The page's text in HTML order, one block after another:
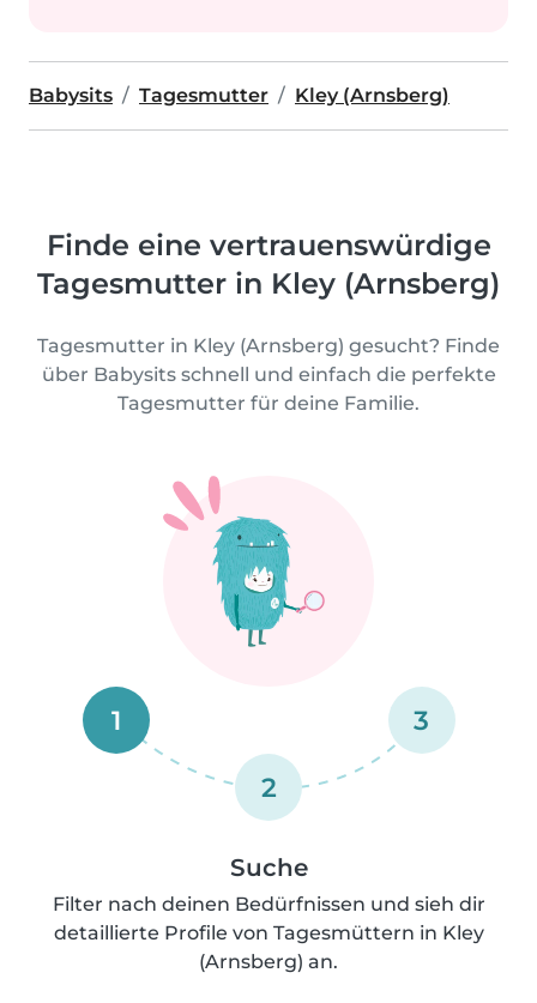
Babysits Tagesmutter Kley (Arnsberg)
Finde eine vertrauenswürdige
Tagesmutter in Kley (Arnsberg)
Tagesmutter in Kley (Arnsberg) gesucht? Finde
über Babysits schnell und einfach die perfekte
Tagesmutter für deine Familie.
1
2
3
Suche
Filter nach deinen Bedürfnissen und sieh dir
detaillierte Profile von Tagesmüttern in Kley
(Arnsberg) an.